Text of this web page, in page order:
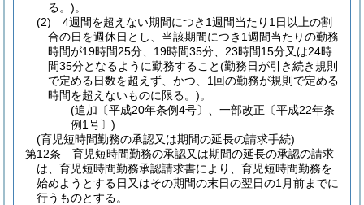
る。)。
(2)
4週間を超えない期間につき1週間当たり1日以上の割
合の日を週休日とし、当該期間につき1週間当たりの勤務
時間が19時間25分、19時間35分、23時間15分又は24時
間35分となるように勤務すること(勤務日が引き続き規則
で定める日数を超えず、かつ、1回の勤務が規則で定める
時間を超えないものに限る。)。
(追加〔平成20年条例4号〕、一部改正〔平成22年条
例1号〕)
(育児短時間勤務の承認又は期間の延長の請求手続)
第12条
育児短時間勤務の承認又は期間の延長の承認の請求
は、育児短時間勤務承認請求書により、育児短時間勤務を
始めようとする日又はその期間の末日の翌日の1月前までに
行うものとする。